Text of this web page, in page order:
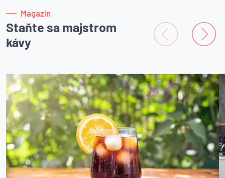
Magazín
Staňte sa majstrom
kávy